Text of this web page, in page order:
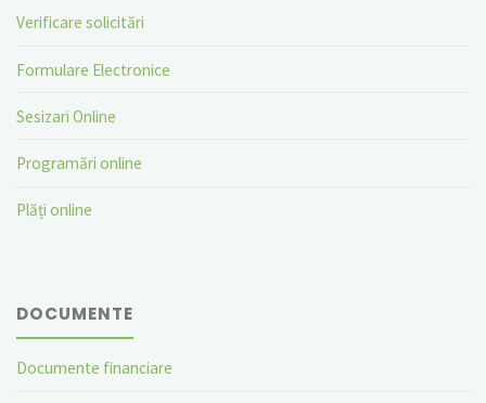
Verificare solicitări
Formulare Electronice
Sesizari Online
Programări online
Plăți online
DOCUMENTE
Documente financiare